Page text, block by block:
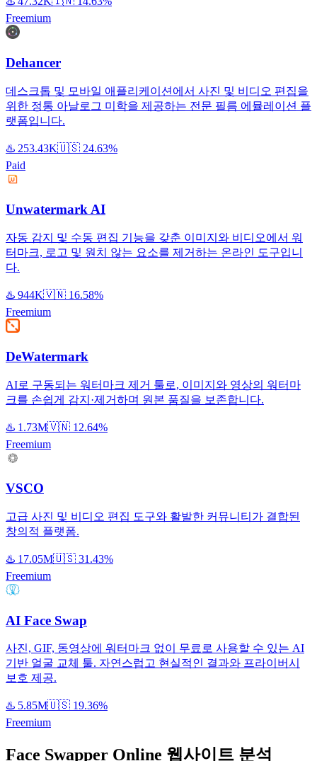
Freemium
Dehancer
데스크톱 및 모바일 애플리케이션에서 사진 및 비디오 편집을
위한 정통 아날로그 미학을 제공하는 전문 필름 에뮬레이션 플
랫폼입니다.
♨️ 253.43K🇺🇸 24.63%
Paid
Unwatermark AI
자동 감지 및 수동 편집 기능을 갖춘 이미지와 비디오에서 워
터마크, 로고 및 원치 않는 요소를 제거하는 온라인 도구입니
다.
♨️ 944K🇻🇳 16.58%
Freemium
DeWatermark
AI로 구동되는 워터마크 제거 툴로, 이미지와 영상의 워터마
크를 손쉽게 감지·제거하며 원본 품질을 보존합니다.
♨️ 1.73M🇻🇳 12.64%
Freemium
VSCO
고급 사진 및 비디오 편집 도구와 활발한 커뮤니티가 결합된
창의적 플랫폼.
♨️ 17.05M🇺🇸 31.43%
Freemium
AI Face Swap
사진, GIF, 동영상에 워터마크 없이 무료로 사용할 수 있는 AI
기반 얼굴 교체 툴. 자연스럽고 현실적인 결과와 프라이버시
보호 제공.
♨️ 5.85M🇺🇸 19.36%
Freemium
Face Swapper Online 웹사이트 분석